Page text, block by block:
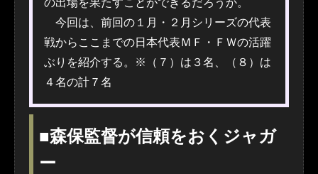
今回は、前回の１月・２月シリーズの代表
戦からここまでの日本代表ＭＦ・ＦＷの活躍
ぶりを紹介する。※（７）は３名、（８）は
４名の計７名
■森保監督が信頼をおくジャガ
ー